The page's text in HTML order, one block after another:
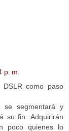
p. m.
como paso
se segmentará y
su fin. Adquirirán
poco quienes lo